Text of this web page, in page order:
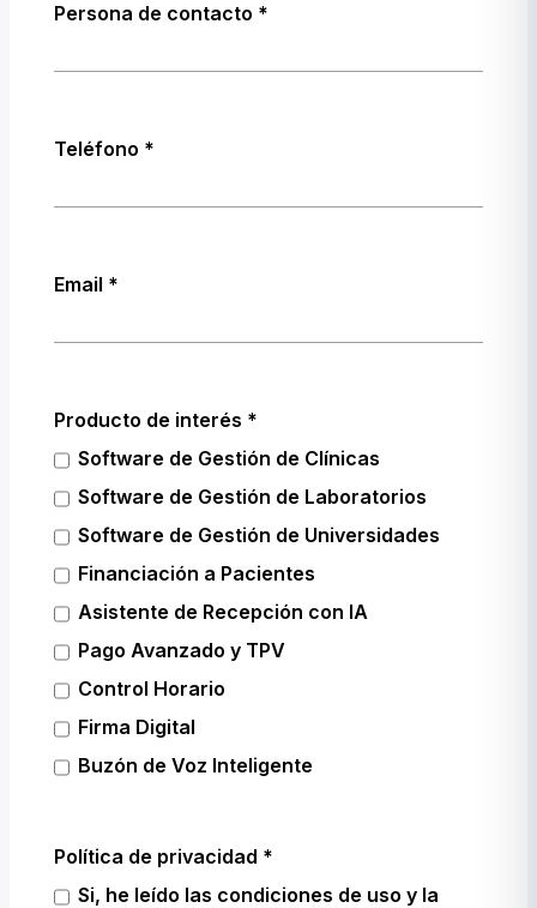
Persona de contacto
Teléfono
Email
Producto de interés
Software de Gestión de Clínicas
Software de Gestión de Laboratorios
Software de Gestión de Universidades
Financiación a Pacientes
Asistente de Recepción con IA
Pago Avanzado y TPV
Control Horario
Firma Digital
Buzón de Voz Inteligente
Política de privacidad
Si, he leído las condiciones de uso y la